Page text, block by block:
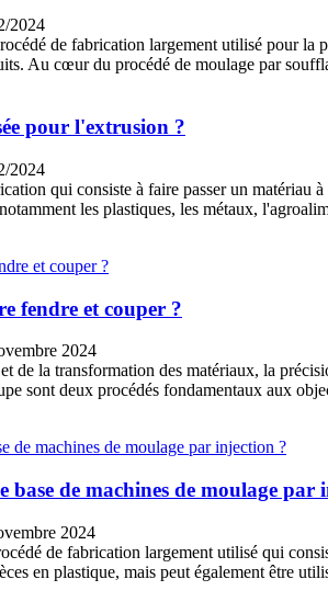
2024
de fabrication largement utilisé pour la
Au cœur du procédé de moulage par
pour l'extrusion ?
2024
qui consiste à faire passer un
les plastiques, les métaux,
fendre et couper ?
2024
de la transformation des matériaux, la
sont deux procédés fondamentaux aux
base de machines de moulage par
2024
de fabrication largement utilisé qui
en plastique, mais peut également être